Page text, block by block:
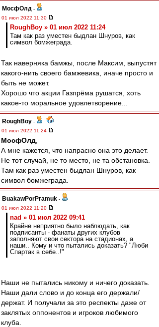
МосфОлд -
01 июл 2022 11:30
RoughBoy » 01 июл 2022 11:24
Там как раз уместен быдлан Шнуров, как
символ бомжеграда.
Так наверняка бамжы, после Максим, выпустят
какого-нить своего бамжевика, иначе просто и
быть не может.
Хорошо что акции Газпрёма рушатся, хоть
какое-то моральное удовлетворение...
RoughBoy -
01 июл 2022 11:24
МосфОлд
А мне кажется, что напрасно она это делает.
Не тот случай, не то место, не та обстановка.
Там как раз уместен быдлан Шнуров, как
символ бомжеграда.
BuakawPorPramuk -
01 июл 2022 11:20
nad » 01 июл 2022 09:41
Крайне неприятно было наблюдать, как
подписанты - фанаты других клубов
заполняют свои сектора на стадионах, а
наши.. Кому и что пытались доказать? "Люби
Спартак в себе..!"
Наши не пытались никому и ничего доказать.
Наши дали слово и до конца его держали/
держат. И получали за это респекты даже от
заклятых оппонентов и игроков любимого
клуба.